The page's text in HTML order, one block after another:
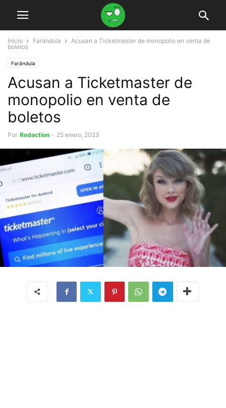
Inicio Farándula
Acusan a Ticketmaster de monopolio en venta de
boletos
Farándula
Acusan a Ticketmaster de
monopolio en venta de
boletos
Por Redaction - 25 enero, 2023